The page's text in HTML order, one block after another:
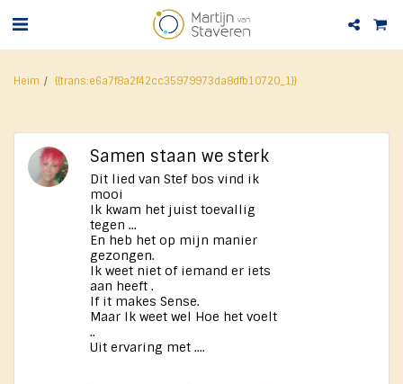
Heim {{trans:e6a7f8a2f42cc35979973da8dfb10720_1}}
Samen staan we sterk
Dit lied van Stef bos vind ik
mooi
Ik kwam het juist toevallig
tegen ...
En heb het op mijn manier
gezongen.
Ik weet niet of iemand er iets
aan heeft .
If it makes Sense.
Maar Ik weet wel Hoe het voelt
..
Uit ervaring met ....